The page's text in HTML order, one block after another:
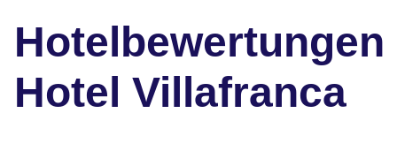
Hotelbewertungen
Hotel Villafranca